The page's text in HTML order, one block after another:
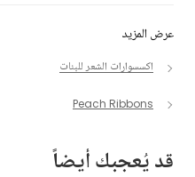
عرض المزيد
اكسسوارات الشعر للبنات
Peach Ribbons
قد يُعجبك أيضاً